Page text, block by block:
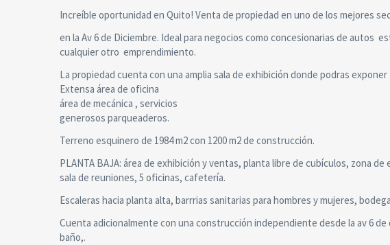
Increíble oportunidad en Quito! Venta de propiedad en uno de los mejores
en la Av 6 de Diciembre. Ideal para negocios como concesionarias de autos
cualquier otro emprendimiento.
La propiedad cuenta con una amplia sala de exhibición donde podras
Extensa área de oficina
área de mecánica , servicios
generosos parqueaderos.
Terreno esquinero de 1984 m2 con 1200 m2 de construcción.
PLANTA BAJA: área de exhibición y ventas, planta libre de cubículos, zona
sala de reuniones, 5 oficinas, cafetería.
Escaleras hacia planta alta, barrrias sanitarias para hombres y mujeres, bodega
Cuenta adicionalmente con una construcción independiente desde la av 6
baño,.